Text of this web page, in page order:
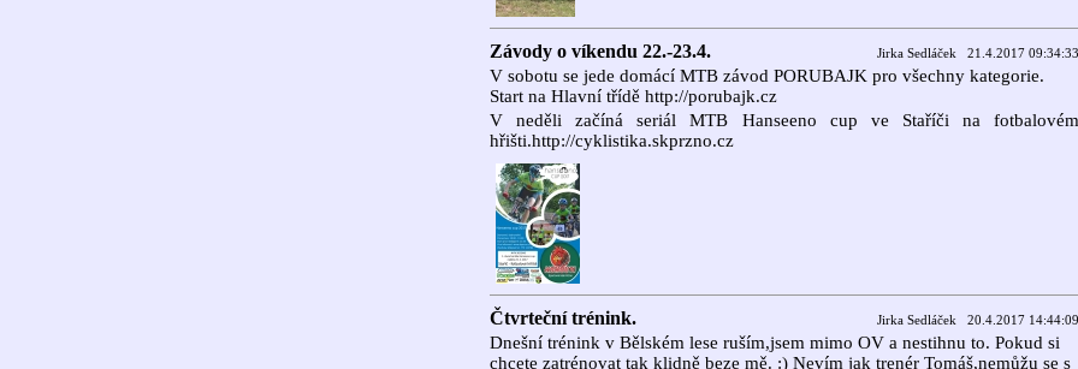
Závody o víkendu 22.-23.4. Jirka Sedláček 21.4.2017 09:34:33
V sobotu se jede domácí MTB závod PORUBAJK pro všechny kategorie.
Start na Hlavní třídě http://porubajk.cz
V neděli začíná seriál MTB Hanseeno cup ve Staříči na fotbalovém
hřišti.http://cyklistika.skprzno.cz
Čtvrteční trénink. Jirka Sedláček 20.4.2017 14:44:09
Dnešní trénink v Bělském lese ruším,jsem mimo OV a nestihnu to. Pokud si
chcete zatrénovat tak klidně beze mě. :) Nevím jak trenér Tomáš,nemůžu se s